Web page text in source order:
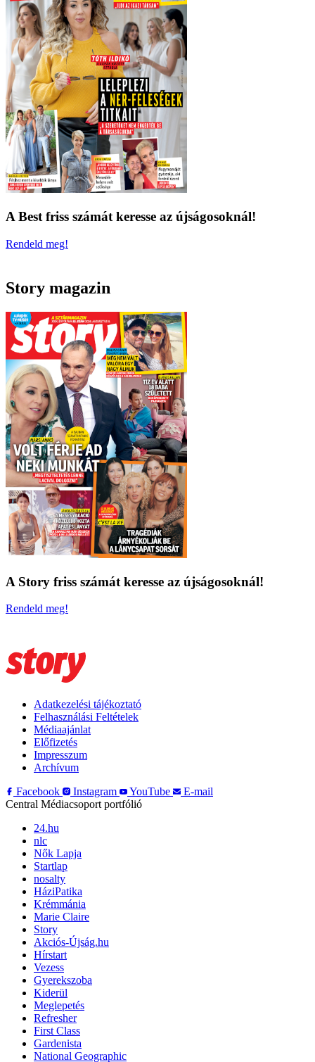
A Best friss számát keresse az újságosoknál!
Rendeld meg!
Story magazin
A Story friss számát keresse az újságosoknál!
Rendeld meg!
Adatkezelési tájékoztató
Felhasználási Feltételek
Médiaajánlat
Előfizetés
Impresszum
Archívum
Facebook
Instagram YouTube
E-mail
Central Médiacsoport portfólió
24.hu
nlc
Nők Lapja
Startlap
nosalty
HáziPatika
Krémmánia
Marie Claire
Story
Akciós-Újság.hu
Hírstart
Vezess
Gyerekszoba
Kiderül
Meglepetés
Refresher
First Class
Gardenista
National Geographic